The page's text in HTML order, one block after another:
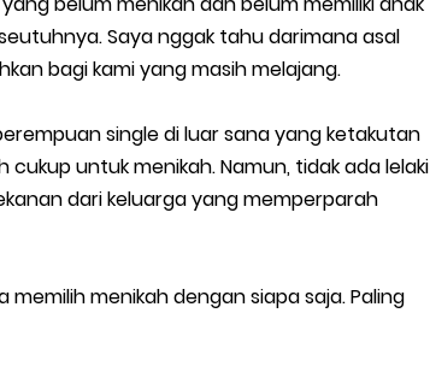
Saya nggak tahu darimana asal
bagi kami yang masih melajang.
single di luar sana yang ketakutan
untuk menikah. Namun, tidak ada lelaki
dari keluarga yang memperparah
menikah dengan siapa saja. Paling